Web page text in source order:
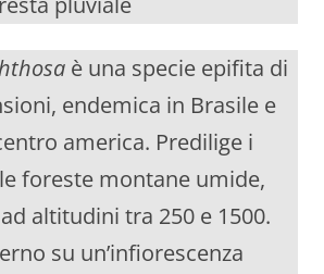
è una specie epifita di
endemica in Brasile e
america. Predilige i
foreste montane umide,
altitudini tra 250 e 1500.
su un’infiorescenza